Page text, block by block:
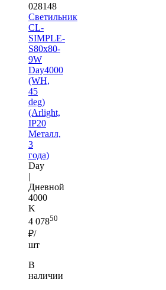
028148
Светильник
CL-
SIMPLE-
S80x80-
9W
Day4000
(WH,
45
deg)
(Arlight,
IP20
Металл,
3
года)
Day
|
Дневной
4000
K
4 07850
₽/
шт
В
наличии